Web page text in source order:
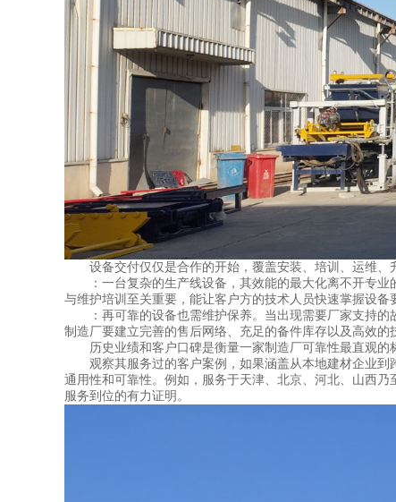
设备交付仅仅是合作的开始，覆盖安装、培训、运维、
：一台复杂的生产线设备，其效能的最大化离不开专业
与维护培训至关重要，能让客户方的技术人员快速掌握设备
：再可靠的设备也需维护保养。当出现需要厂家支持的
制造厂要建立完善的售后网络、充足的备件库存以及高效
历史业绩和客户口碑是衡量一家制造厂可靠性最直观的
观察其服务过的客户案例，如果涵盖从本地建材企业到
通用性和可靠性。例如，服务于天津、北京、河北、山西
服务到位的有力证明。